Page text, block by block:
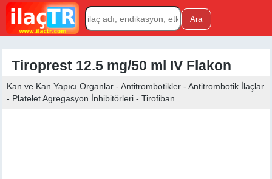
Tiroprest 12.5 mg/50 ml IV Flakon
Kan ve Kan Yapıcı Organlar - Antitrombotikler - Antitrombotik İlaçlar
- Platelet Agregasyon İnhibitörleri - Tirofiban